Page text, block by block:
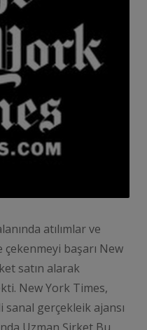
atılımlar ve
başarı New
satın alarak
New York Times,
gerçekleik ajansı